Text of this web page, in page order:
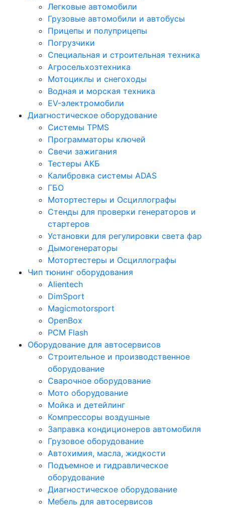
Легковые автомобили
Грузовые автомобили и автобусы
Прицепы и полуприцепы
Погрузчики
Специальная и строительная техника
Агросельхозтехника
Мотоциклы и снегоходы
Водная и морская техника
EV-электромобили
Диагностическое оборудование
Системы TPMS
Программаторы ключей
Свечи зажигания
Тестеры АКБ
Калибровка системы ADAS
ГБО
Мотортестеры и Осциллографы
Стенды для проверки генераторов и
стартеров
Установки для регулировки света фар
Дымогенераторы
Мотортестеры и Осциллографы
Чип тюнинг оборудования
Alientech
DimSport
Magicmotorsport
OpenBox
PCM Flash
Оборудование для автосервисов
Строительное и производственное
оборудование
Сварочное оборудование
Мото оборудование
Мойка и детейлинг
Компрессоры воздушные
Заправка кондиционеров автомобиля
Грузовое оборудование
Автохимия, масла, жидкости
Подъемное и гидравлическое
оборудование
Диагностическое оборудование
Мебель для автосервисов